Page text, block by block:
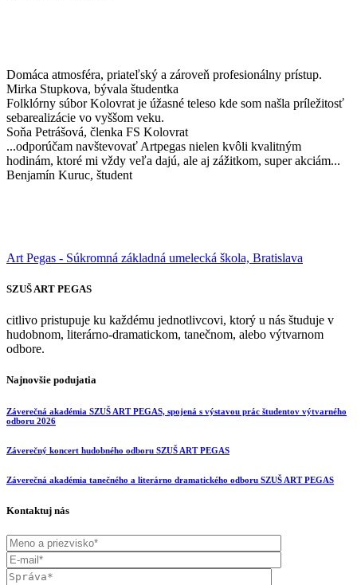
Domáca atmosféra, priateľský a zároveň profesionálny prístup.
Mirka Stupkova, bývala študentka
Folklórny súbor Kolovrat je úžasné teleso kde som našla príležitosť
sebarealizácie vo vyššom veku.
Soňa Petrášová, členka FS Kolovrat
...odporúčam navštevovať Artpegas nielen kvôli kvalitným
hodinám, ktoré mi vždy veľa dajú, ale aj zážitkom, super akciám...
Benjamín Kuruc, študent
Art Pegas - Súkromná základná umelecká škola, Bratislava
SZUŠ ART PEGAS
citlivo pristupuje ku každému jednotlivcovi, ktorý u nás študuje v
hudobnom, literárno-dramatickom, tanečnom, alebo výtvarnom
odbore.
Najnovšie podujatia
Záverečná akadémia SZUŠ ART PEGAS, spojená s výstavou prác študentov výtvarného
odboru 2026
Záverečný koncert hudobného odboru SZUŠ ART PEGAS
Záverečná akadémia tanečného a literárno dramatického odboru SZUŠ ART PEGAS
Kontaktuj nás